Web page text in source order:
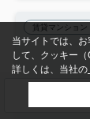
賃貸マンション
当サイトでは、
して、クッキー
詳しくは、当社の